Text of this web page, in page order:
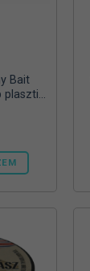
Bait
plasztik